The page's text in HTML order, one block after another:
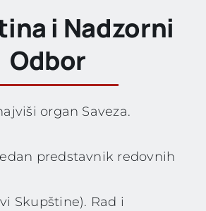
i Nadzorni
Odbor
organ Saveza.
predstavnik redovnih
Skupštine). Rad i